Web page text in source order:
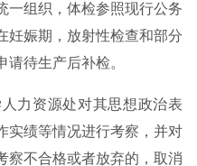
一组织，体检参照现行公务
妊娠期，放射性检查和部分
待生产后补检。
力资源处对其思想政治表
实绩等情况进行考察，并对
察不合格或者放弃的，取消